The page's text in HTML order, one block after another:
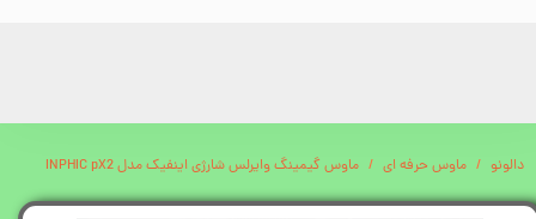
دالونو ماوس حرفه ای ماوس گیمینگ وایرلس شارژی اینفیک مدل INPHIC pX2